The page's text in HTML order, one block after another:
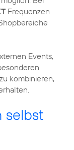
Frequenzen
Events,
kombinieren,
selbst